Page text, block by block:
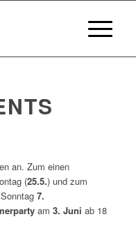
an. Zum einen
(25.5.) und zum
7.
am 3. Juni ab 18